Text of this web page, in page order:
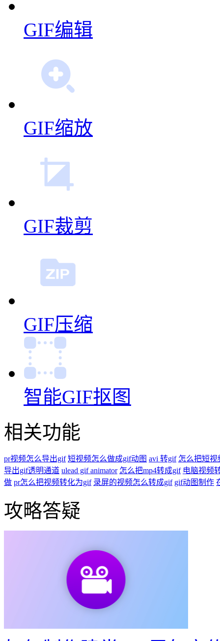
GIF拼图
GIF编辑
GIF缩放
GIF裁剪
GIF压缩
智能GIF抠图
短视频怎么做成gif动图
ulead gif animator 怎么把mp4转成gif
pr怎么把视频转化为gif 录屏的视频怎么转成gif